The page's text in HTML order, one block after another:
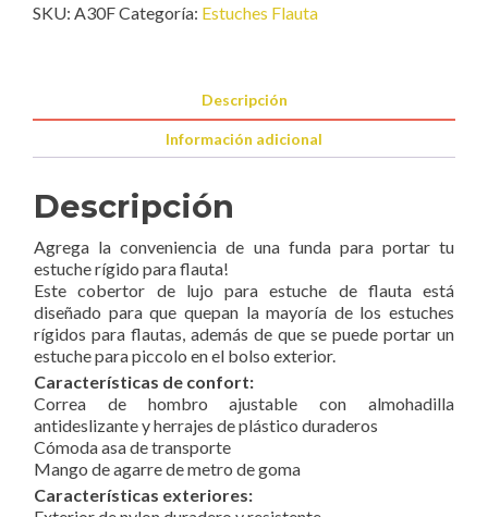
SKU: A30FCategoría: Estuches Flauta
Descripción
Información adicional
Descripción
Agrega la conveniencia de una funda para portar tu
estuche rígido para flauta!
Este cobertor de lujo para estuche de flauta está
diseñado para que quepan la mayoría de los estuches
rígidos para flautas, además de que se puede portar un
estuche para piccolo en el bolso exterior.
Características de confort:
Correa de hombro ajustable con almohadilla
antideslizante y herrajes de plástico duraderos
Cómoda asa de transporte
Mango de agarre de metro de goma
Características exteriores: